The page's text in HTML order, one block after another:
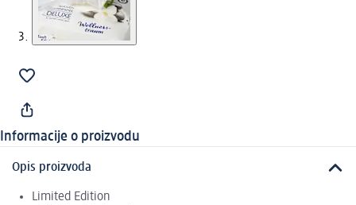
Informacije o proizvodu
Opis proizvoda
Limited Edition